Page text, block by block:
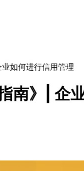
如何进行信用管理
南》| 企